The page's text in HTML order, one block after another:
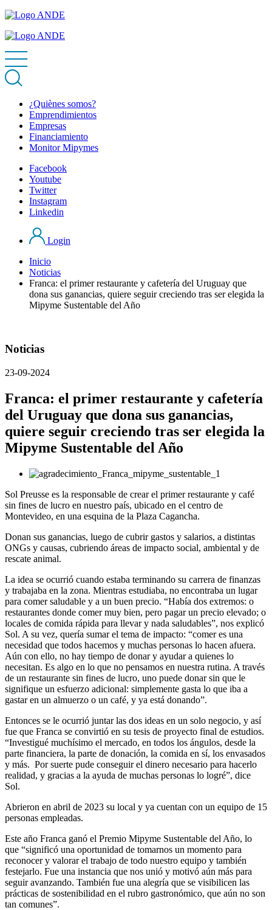
¿Quiènes somos?
Emprendimientos
Empresas
Financiamiento
Monitor Mipymes
Facebook
Youtube
Twitter
Instagram
Linkedin
Login
Inicio
Noticias
Franca: el primer restaurante y cafetería del Uruguay que
dona sus ganancias, quiere seguir creciendo tras ser elegida la
Mipyme Sustentable del Año
Noticias
23-09-2024
Franca: el primer restaurante y cafetería
del Uruguay que dona sus ganancias,
quiere seguir creciendo tras ser elegida la
Mipyme Sustentable del Año
Sol Preusse es la responsable de crear el primer restaurante y café
sin fines de lucro en nuestro país, ubicado en el centro de
Montevideo, en una esquina de la Plaza Cagancha.
Donan sus ganancias, luego de cubrir gastos y salarios, a distintas
ONGs y causas, cubriendo áreas de impacto social, ambiental y de
rescate animal.
La idea se ocurrió cuando estaba terminando su carrera de finanzas
y trabajaba en la zona. Mientras estudiaba, no encontraba un lugar
para comer saludable y a un buen precio. “Había dos extremos: o
restaurantes donde comer muy bien, pero pagar un precio elevado; o
locales de comida rápida para llevar y nada saludables”, nos explicó
Sol. A su vez, quería sumar el tema de impacto: “comer es una
necesidad que todos hacemos y muchas personas lo hacen afuera.
Aún con ello, no hay tiempo de donar y ayudar a quienes lo
necesitan. Es algo en lo que no pensamos en nuestra rutina. A través
de un restaurante sin fines de lucro, uno puede donar sin que le
signifique un esfuerzo adicional: simplemente gasta lo que iba a
gastar en un almuerzo o un café, y ya está donando”.
Entonces se le ocurrió juntar las dos ideas en un solo negocio, y así
fue que Franca se convirtió en su tesis de proyecto final de estudios.
“Investigué muchísimo el mercado, en todos los ángulos, desde la
parte financiera, la parte de donación, la comida en sí, los envasados
y más. Por suerte pude conseguir el dinero necesario para hacerlo
realidad, y gracias a la ayuda de muchas personas lo logré”, dice
Sol.
Abrieron en abril de 2023 su local y ya cuentan con un equipo de 15
personas empleadas.
Este año Franca ganó el Premio Mipyme Sustentable del Año, lo
que “significó una oportunidad de tomarnos un momento para
reconocer y valorar el trabajo de todo nuestro equipo y también
festejarlo. Fue una instancia que nos unió y motivó aún más para
seguir avanzando. También fue una alegría que se visibilicen las
prácticas de sostenibilidad en el rubro gastronómico, que aún no son
tan comunes”.